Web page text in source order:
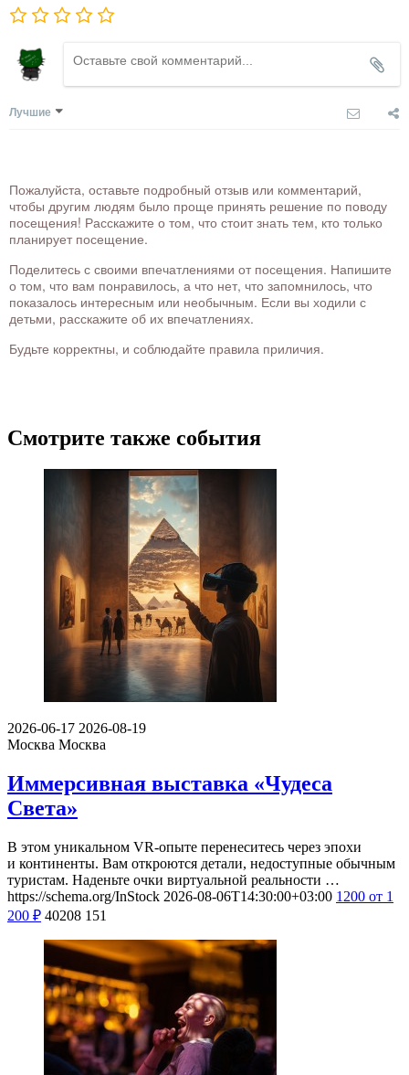
Лучшие
Пожалуйста, оставьте подробный отзыв или комментарий,
чтобы другим людям было проще принять решение по поводу
посещения! Расскажите о том, что стоит знать тем, кто только
планирует посещение.
Поделитесь с своими впечатлениями от посещения. Напишите
о том, что вам понравилось, а что нет, что запомнилось, что
показалось интересным или необычным. Если вы ходили с
детьми, расскажите об их впечатлениях.
Будьте корректны, и соблюдайте правила приличия.
Смотрите также события
2026-06-17 2026-08-19
Москва Москва
Иммерсивная выставка «Чудеса
Света»
В этом уникальном VR-опыте перенеситесь через эпохи
и континенты. Вам откроются детали, недоступные обычным
туристам. Наденьте очки виртуальной реальности …
https://schema.org/InStock 2026-08-06T14:30:00+03:00 1200 от 1
200 ₽ 40208 151